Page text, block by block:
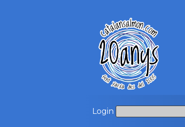
Login